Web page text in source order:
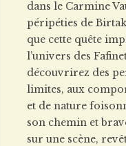
dans le Carmine
péripéties de
que cette quête
l’univers des
découvrirez des
limites, aux
et de nature
son chemin et
sur une scène,